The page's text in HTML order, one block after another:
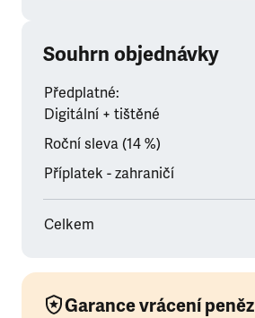
Souhrn objednávky
Předplatné:
Digitální + tištěné
Roční sleva (14 %)
Příplatek - zahraničí
Celkem
Garance vrácení peněz